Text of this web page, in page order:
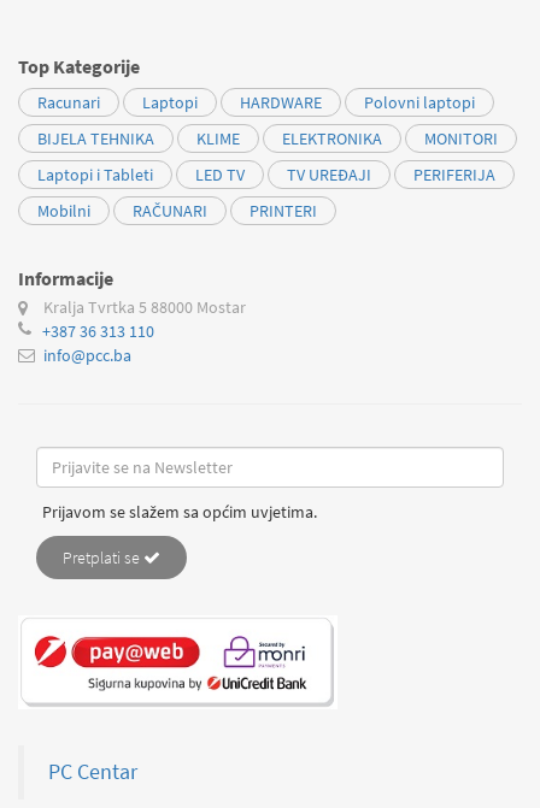
Top Kategorije
Racunari Laptopi HARDWARE
Polovni laptopi
BIJELA TEHNIKA
KLIME ELEKTRONIKA
MONITORI
Laptopi i Tableti
LED TV TV UREĐAJI
PERIFERIJA
Mobilni
RAČUNARI PRINTERI
Informacije
Kralja Tvrtka 5 88000 Mostar
+387 36 313 110
info@pcc.ba
Prijavom se slažem sa općim uvjetima.
Pretplati se
PC Centar